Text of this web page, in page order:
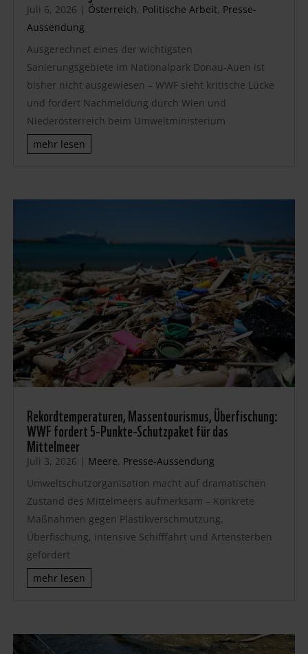
Juli 6, 2026 | Österreich, Politische Arbeit, Presse-
Aussendung
Ausgerechnet eines der wichtigsten
Sanierungsgebiete im Nationalpark Donau-Auen ist
bisher nicht ausgewiesen – WWF sieht kritische Lücke
und fordert Nachmeldung durch Wien und
Niederösterreich beim Umweltministerium
mehr lesen
Rekordtemperaturen, Massentourismus, Überfischung:
WWF fordert 5-Punkte-Schutzpaket für das
Mittelmeer
Juli 3, 2026 | Meere, Presse-Aussendung
Umweltschutzorganisation macht auf dramatischen
Zustand des Mittelmeers aufmerksam – Konkrete
Maßnahmen gegen Plastikverschmutzung,
Überfischung, intensive Schifffahrt und Artensterben
gefordert
mehr lesen